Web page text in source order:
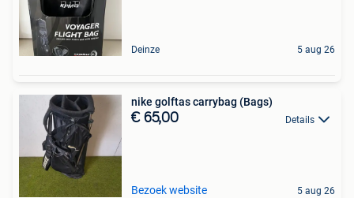
Deinze 5 aug 26
nike golftas carrybag (Bags)
€ 65,00 Details
Bezoek website 5 aug 26